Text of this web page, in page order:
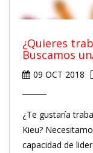
¿Quieres
Buscamos
09 OCT 2018
¿Te gustaría
Kieu?
capacidad de